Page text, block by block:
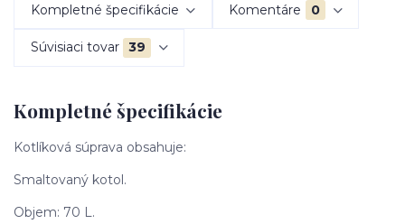
Kompletné špecifikácie Komentáre 0
Súvisiaci tovar 39
Kompletné špecifikácie
Kotlíková súprava obsahuje:
Smaltovaný kotol.
Objem: 70 L.